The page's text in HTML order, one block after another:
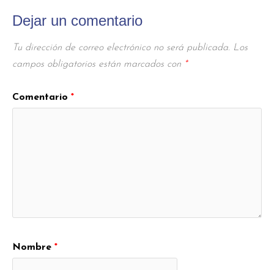
Dejar un comentario
Tu dirección de correo electrónico no será publicada. Los
campos obligatorios están marcados con *
Comentario *
Nombre *